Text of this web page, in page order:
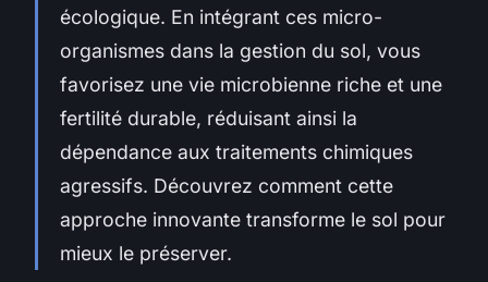
écologique. En intégrant ces micro-
organismes dans la gestion du sol, vous
favorisez une vie microbienne riche et une
fertilité durable, réduisant ainsi la
dépendance aux traitements chimiques
agressifs. Découvrez comment cette
approche innovante transforme le sol pour
mieux le préserver.